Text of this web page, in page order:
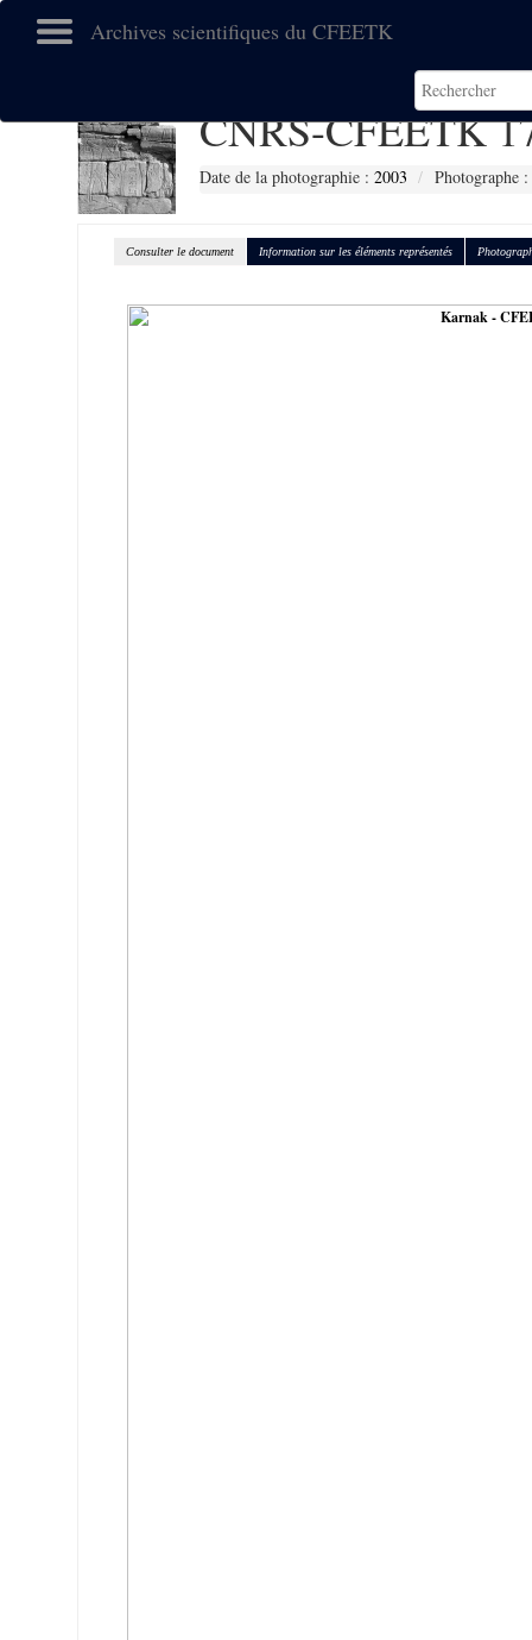
Archives scientifiques du CFEETK
CNRS-CFEETK
Date de la photographie : 2003 Photographe
Consulter le document Information sur les éléments représentés